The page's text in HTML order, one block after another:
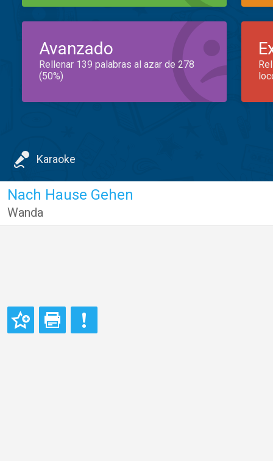
Avanzado
Rellenar 139 palabras al azar de 278
(50%)
Karaoke
Nach Hause Gehen
Wanda